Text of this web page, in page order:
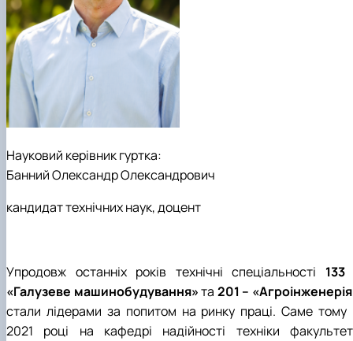
Науковий керівник гуртка:
Банний Олександр Олександрович
кандидат технічних наук, доцент
Упродовж останніх років технічні спеціальності
«Галузеве машинобудування»та 201 –
стали лідерами за попитом на ринку праці. Саме тому
2021 році на кафедрі надійності техніки